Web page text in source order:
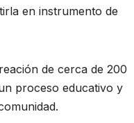
en instrumento de
de cerca de 200
proceso educativo y